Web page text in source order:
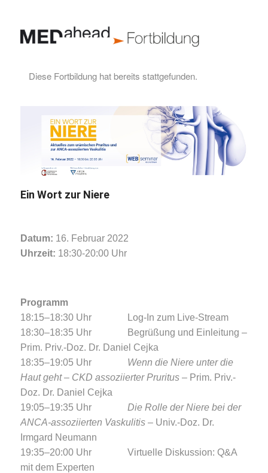
Diese Fortbildung hat bereits stattgefunden.
Ein Wort zur Niere
Datum: 16. Februar 2022
Uhrzeit: 18:30-20:00 Uhr
Programm
18:15–18:30 Uhr Log-In zum Live-Stream
18:30–18:35 Uhr Begrüßung und Einleitung –
Prim. Priv.-Doz. Dr. Daniel Cejka
18:35–19:05 Uhr Wenn die Niere unter die
Haut geht – CKD assoziierter Pruritus– Prim. Priv.-
Doz. Dr. Daniel Cejka
19:05–19:35 Uhr Die Rolle der Niere bei der
ANCA-assoziierten Vaskulitis– Univ.-Doz. Dr.
Irmgard Neumann
19:35–20:00 Uhr Virtuelle Diskussion: Q&A
mit dem Experten